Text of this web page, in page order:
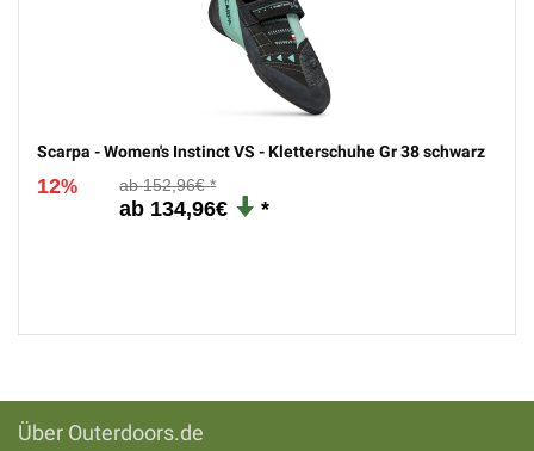
Scarpa - Women's Instinct VS - Kletterschuhe Gr 38 schwarz
12% 152,96€
134,96€
Über Outerdoors.de